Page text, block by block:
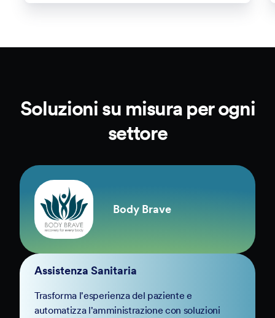
Soluzioni su misura per ogni
settore
Body Brave
Assistenza Sanitaria
Trasforma l'esperienza del paziente e
automatizza l'amministrazione con soluzioni